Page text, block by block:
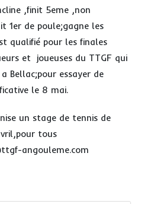
,finit 5eme ,non
1er de poule;gagne les
qualifié pour les finales
et joueuses du TTGF qui
Bellac;pour essayer de
le 8 mai.
un stage de tennis de
tous
angouleme.com